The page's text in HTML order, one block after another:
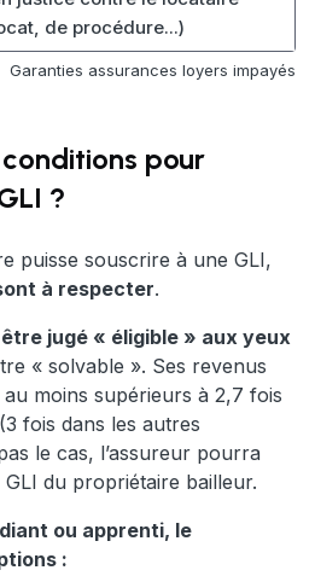
de procédure...)
Garanties assurances loyers impayés
pour
?
puisse souscrire à une GLI,
à respecter.
jugé « éligible » aux yeux
« solvable ». Ses revenus
moins supérieurs à 2,7 fois
fois dans les autres
le cas, l’assureur pourra
du propriétaire bailleur.
ou apprenti, le
: